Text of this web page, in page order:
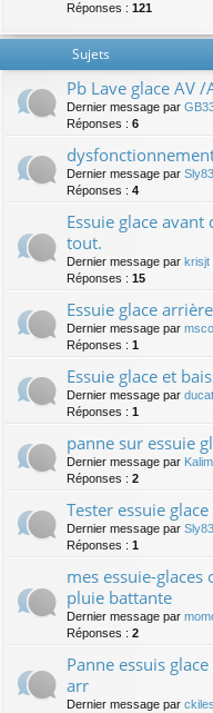
Réponses : 121
Sujets
Pb Lave glace AV /
Dernier message par
Réponses : 6
Dernier message par Sly83
Réponses : 4
Essuie glace
tout.
Dernier message par krisjt
Réponses : 15
Essuie glace
Dernier message par
Réponses : 1
Essuie glace et
Dernier message par
Réponses : 1
panne sur essuie
Dernier message par
Réponses : 2
Tester essuie
Dernier message par Sly83
Réponses : 1
mes essuie-
pluie battante
Dernier message par
Réponses : 2
Panne essuis
arr
Dernier message par